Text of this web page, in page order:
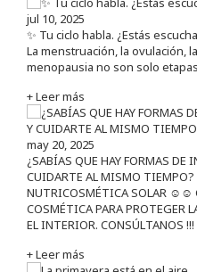
jul 10, 2025
✨ Tu ciclo habla. ¿Estás
La menstruación, la ovulación,
menopausia no son solo
+ Leer más
may 20, 2025
¿SABÍAS QUE HAY FORMAS DE
CUIDARTE AL MISMO TIEMPO?
NUTRICOSMÉTICA SOLAR ☺️☺️
COSMÉTICA PARA PROTEGER
EL INTERIOR. CONSÚLTANOS !!!
+ Leer más